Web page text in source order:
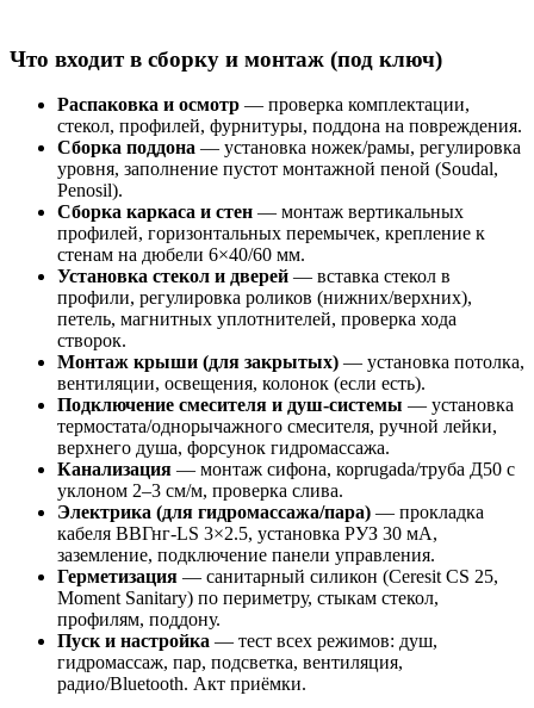
Что входит в сборку и монтаж (под ключ)
Распаковка и осмотр — проверка комплектации,
стекол, профилей, фурнитуры, поддона на повреждения.
Сборка поддона — установка ножек/рамы, регулировка
уровня, заполнение пустот монтажной пеной (Soudal,
Penosil).
Сборка каркаса и стен — монтаж вертикальных
профилей, горизонтальных перемычек, крепление к
стенам на дюбели 6×40/60 мм.
Установка стекол и дверей — вставка стекол в
профили, регулировка роликов (нижних/верхних),
петель, магнитных уплотнителей, проверка хода
створок.
Монтаж крыши (для закрытых) — установка потолка,
вентиляции, освещения, колонок (если есть).
Подключение смесителя и душ-системы — установка
термостата/однорычажного смесителя, ручной лейки,
верхнего душа, форсунок гидромассажа.
Канализация — монтаж сифона, корrugada/труба Д50 с
уклоном 2–3 см/м, проверка слива.
Электрика (для гидромассажа/пара) — прокладка
кабеля ВВГнг-LS 3×2.5, установка РУЗ 30 мА,
заземление, подключение панели управления.
Герметизация — санитарный силикон (Ceresit CS 25,
Moment Sanitary) по периметру, стыкам стекол,
профилям, поддону.
Пуск и настройка — тест всех режимов: душ,
гидромассаж, пар, подсветка, вентиляция,
радио/Bluetooth. Акт приёмки.